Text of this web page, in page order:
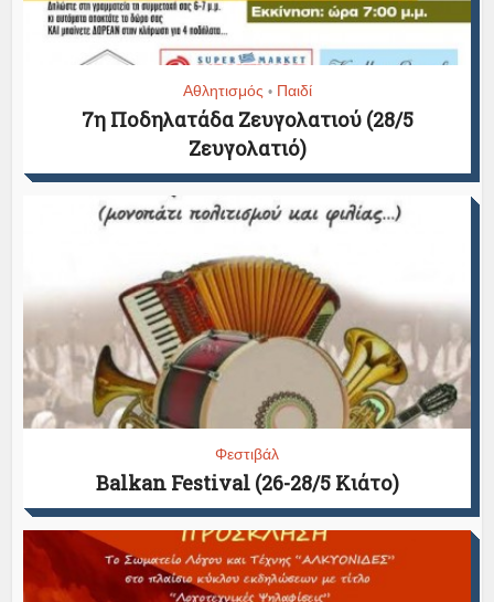
Αθλητισμός • Παιδί
7η Ποδηλατάδα Ζευγολατιού (28/5
Ζευγολατιό)
Φεστιβάλ
Balkan Festival (26-28/5 Κιάτο)